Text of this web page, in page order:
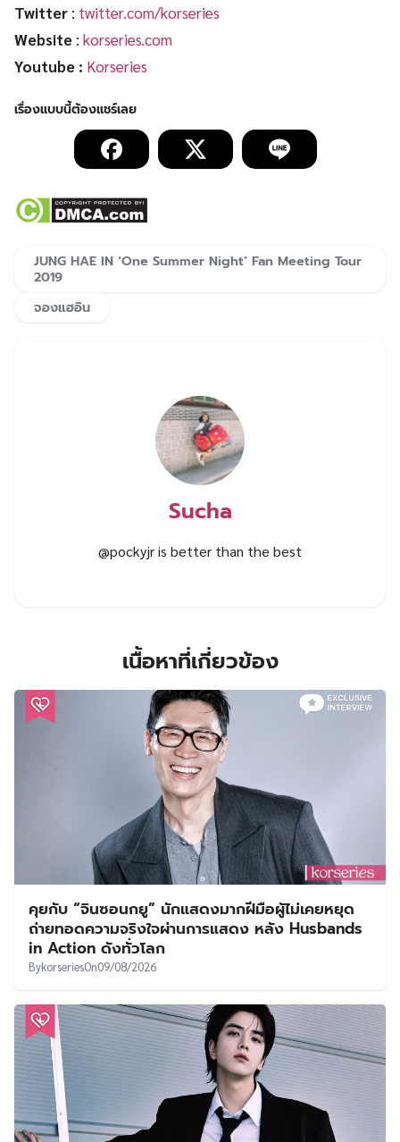
Twitter : twitter.com/korseries
Website : korseries.com
Youtube : Korseries
JUNG HAE IN ‘One Summer Night’ Fan Meeting Tour
2019
จองแฮอิน
Sucha
@pockyjr is better than the best
เนื้อหาที่เกี่ยวข้อง
คุยกับ “จินซอนกยู” นักแสดงมากฝีมือผู้ไม่เคยหยุด
ถ่ายทอดความจริงใจผ่านการแสดง หลัง Husbands
in Action ดังทั่วโลก
BykorseriesOn09/08/2026